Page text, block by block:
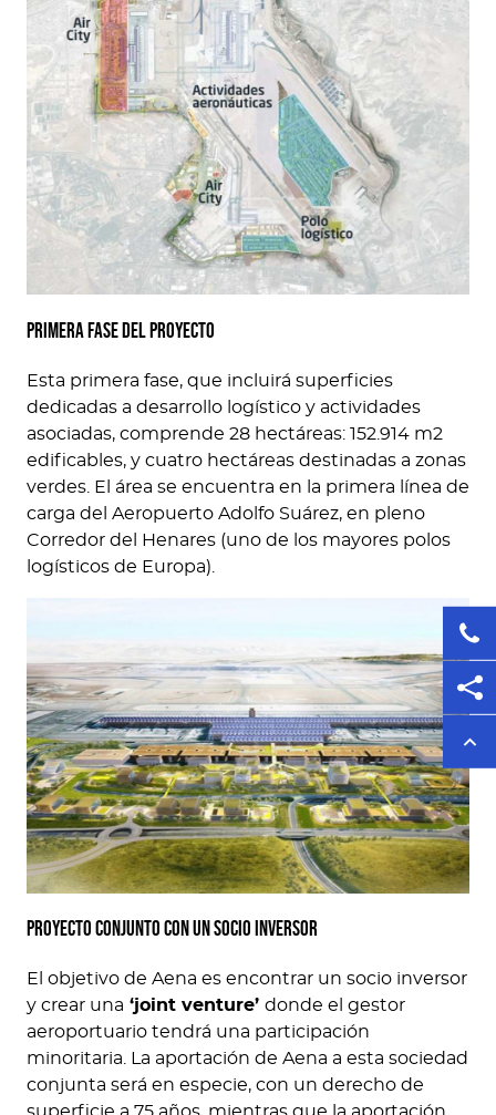
Primera fase del proyecto
Esta primera fase, que incluirá superficies
dedicadas a desarrollo logístico y actividades
asociadas, comprende 28 hectáreas: 152.914 m2
edificables, y cuatro hectáreas destinadas a zonas
verdes. El área se encuentra en la primera línea de
carga del Aeropuerto Adolfo Suárez, en pleno
Corredor del Henares (uno de los mayores polos
logísticos de Europa).
Proyecto conjunto con un socio inversor
El objetivo de Aena es encontrar un socio inversor
y crear una ‘joint venture’ donde el gestor
aeroportuario tendrá una participación
minoritaria. La aportación de Aena a esta sociedad
conjunta será en especie, con un derecho de